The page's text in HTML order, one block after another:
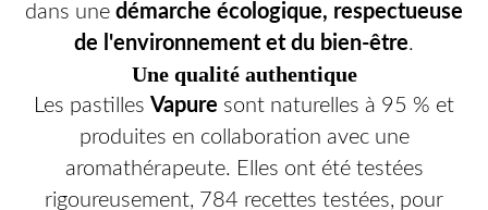
dans une démarche écologique, respectueuse
de l'environnement et du bien-être.
Une qualité authentique
Les pastilles Vapure sont naturelles à 95 % et
produites en collaboration avec une
aromathérapeute. Elles ont été testées
rigoureusement, 784 recettes testées, pour